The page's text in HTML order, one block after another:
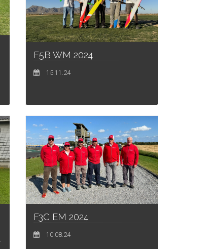
F5B WM 2024
15.11.24
F3C EM 2024
10.08.24